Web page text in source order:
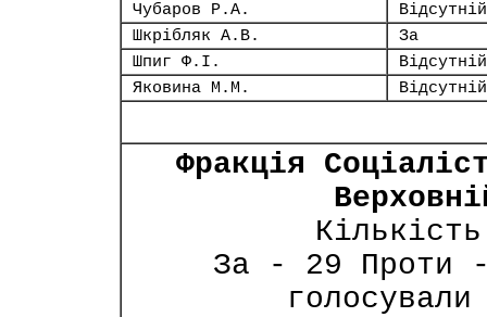
Чубаров Р.А.
Відсутній
Шкрібляк А.В.
За
Шпиг Ф.І.
Відсутній
Яковина М.М.
Відсутній
Фракція
За - 29 Проти